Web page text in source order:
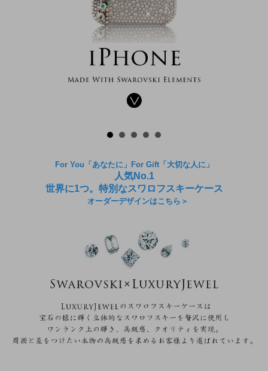
For You「あなたに」For Gift「大切な人に」
人気No.1
世界に1つ。特別なスワロフスキーケース
オーダーデザインはこちら＞